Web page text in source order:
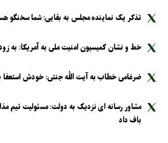
تذکر یک نماینده مجلس به بقایی: شما سخنگو
خط و نشان کمیسیون امنیت ملی به آمریکا: به
ضرغامی خطاب به آیت الله جنتی: خودش استعفا
مشاور رسانه ای نزدیک به دولت: مسئولیت تیم
باف داد